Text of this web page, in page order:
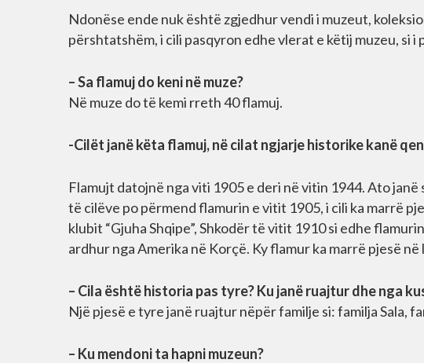
Ndonëse ende nuk është zgjedhur vendi i muzeut,
përshtatshëm, i cili pasqyron edhe vlerat e këtij muzeu, si i
– Sa flamuj do keni në muze?
Në muze do të kemi rreth 40 flamuj.
-Cilët janë këta flamuj, në cilat ngjarje historike kanë
Flamujt datojnë nga viti 1905 e deri në vitin 1944. Ato
të cilëve po përmend flamurin e vitit 1905, i cili ka marrë
klubit “Gjuha Shqipe”, Shkodër të vitit 1910 si edhe
ardhur nga Amerika në Korçë. Ky flamur ka marrë pjesë
– Cila është historia pas tyre? Ku janë ruajtur dhe nga
Një pjesë e tyre janë ruajtur nëpër familje si: familja Sala,
– Ku mendoni ta hapni muzeun?